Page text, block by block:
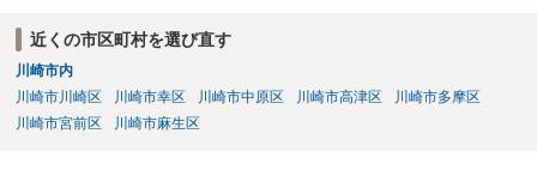
近くの市区町村を選び直す
川崎市内
川崎市川崎区
川崎市幸区 川崎市中原区 川崎市高津区
川崎市多摩区
川崎市宮前区
川崎市麻生区